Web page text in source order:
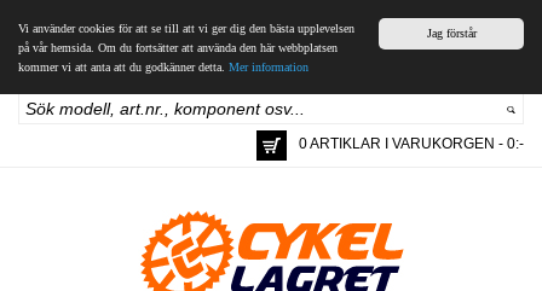
Jag förstår
Vi använder cookies för att se till att vi ger dig den bästa upplevelsen
på vår hemsida. Om du fortsätter att använda den här webbplatsen
kommer vi att anta att du godkänner detta. Mer information
0 ARTIKLAR I VARUKORGEN - 0:-